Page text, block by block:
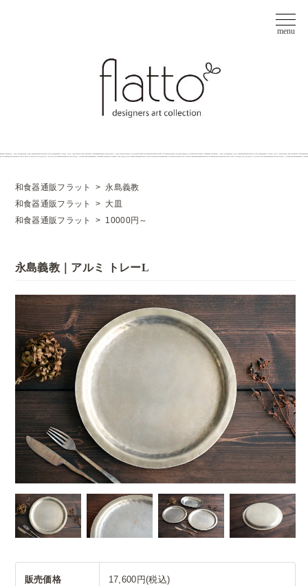
和食器通販フラット >永島義教
和食器通販フラット
> 大皿
和食器通販フラット
> 10000円～
永島義教｜アルミ トレーL
販売価格 17,600円(税込)